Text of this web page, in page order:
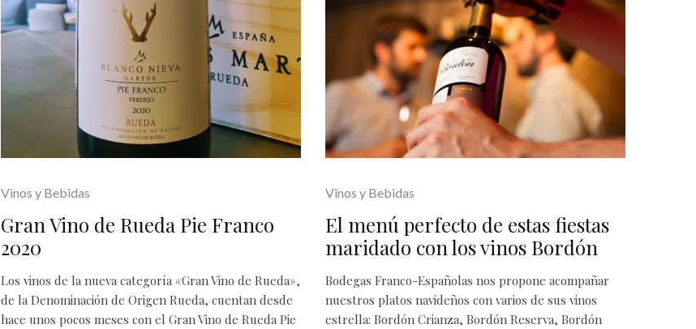
Vinos y Bebidas
Gran Vino de Rueda Pie Franco
2020
Los vinos de la nueva categoría «Gran Vino de Rueda»,
de la Denominación de Origen Rueda, cuentan desde
hace unos pocos meses con el Gran Vino de Rueda Pie
Vinos y Bebidas
El menú perfecto de estas fiestas
maridado con los vinos Bordón
Bodegas Franco-Españolas nos propone acompañar
nuestros platos navideños con varios de sus vinos
estrella: Bordón Crianza, Bordón Reserva, Bordón